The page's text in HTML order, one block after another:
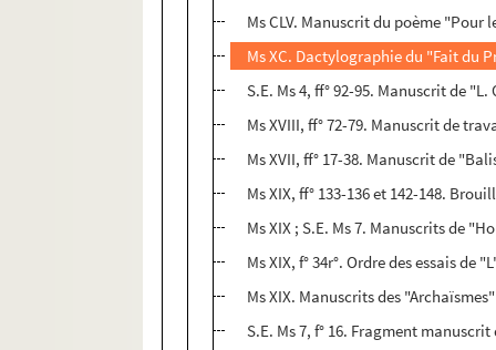
Ms CLV. Manuscrit du poème
Ms XC. Dactylographie du "Fait du
S.E. Ms 4, ff° 92-95. Manuscrit de "L.
Ms XVIII, ff° 72-79. Manuscrit de
Ms XVII, ff° 17-38. Manuscrit de
Ms XIX, ff° 133-136 et 142-148.
Ms XIX ; S.E. Ms 7. Manuscrits de
Ms XIX, f° 34r°. Ordre des essais de
Ms XIX. Manuscrits des "Archaïsmes"
S.E. Ms 7, f° 16. Fragment